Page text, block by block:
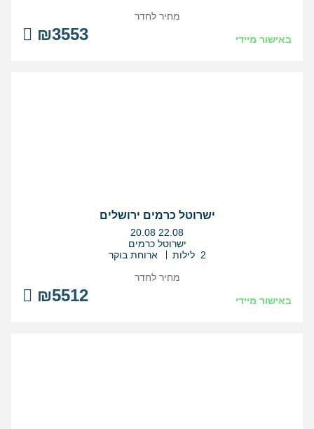
באישור מיידי ₪3553
מחיר לחדר
ישרוטל כרמים ירושלים
בין
התאריכים,
20.08 22.08
ישרוטל כרמים
2 לילות
ארוחת בוקר
באישור מיידי ₪5512
מחיר לחדר